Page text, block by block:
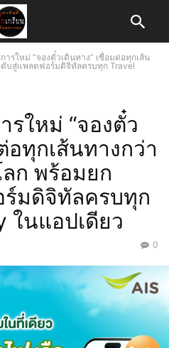
ารใหม่ “จองตั๋วเดินทาง” เชื่อมต่อทุกเส้น
ดับสู่แพลตฟอร์มดิจิทัลครบทุก Travel
รใหม่ “จองตั๋ว
อทุกเส้นทางกว่า
ก พร้อมยก
มดิจิทัลครบทุก
ในแอปเดียว
0